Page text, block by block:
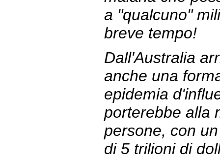
a "qualcuno"
breve tempo!
Dall'Australia
anche una
epidemia
porterebbe alla
persone, con
di 5 trilioni di